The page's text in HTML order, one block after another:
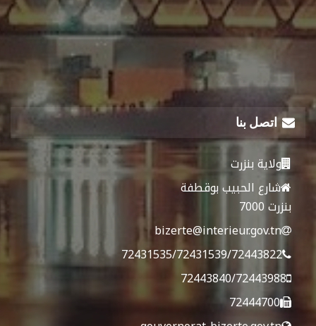
اتصل بنا
ولاية بنزرت
شارع الحبيب بوقطفة
بنزرت 7000
bizerte@interieur.gov.tn
72431535/72431539/72443822
72443840/72443988
72444700